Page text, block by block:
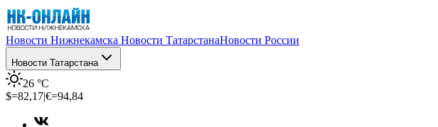
Новости Нижнекамска Новости ТатарстанаНовости России
Новости Татарстана
26 °C
$=82,17|€=94,84